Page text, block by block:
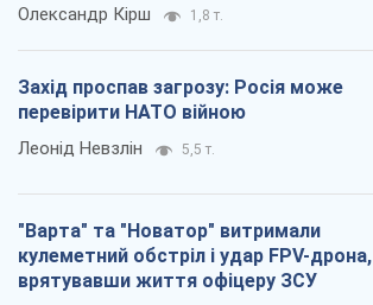
Олександр Кірш 1,8 т.
Захід проспав загрозу: Росія може
перевірити НАТО війною
Леонід Невзлін 5,5 т.
"Варта" та "Новатор" витримали
кулеметний обстріл і удар FPV-дрона,
врятувавши життя офіцеру ЗСУ